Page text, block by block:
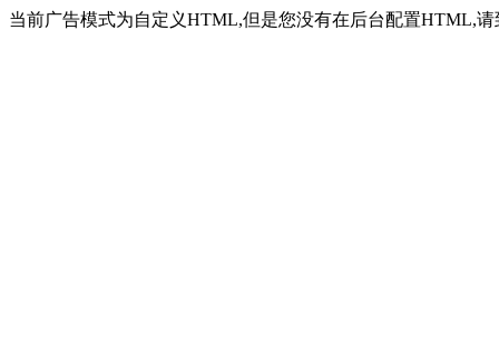
当前广告模式为自定义HTML,但是您没有在后台配置HTML,